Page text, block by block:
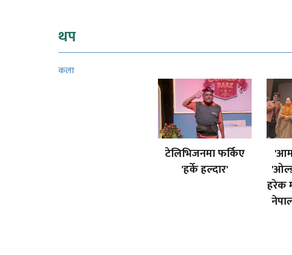
थप
कला
टेलिभिजनमा फर्किए
'हर्के हल्दार'
हरेक